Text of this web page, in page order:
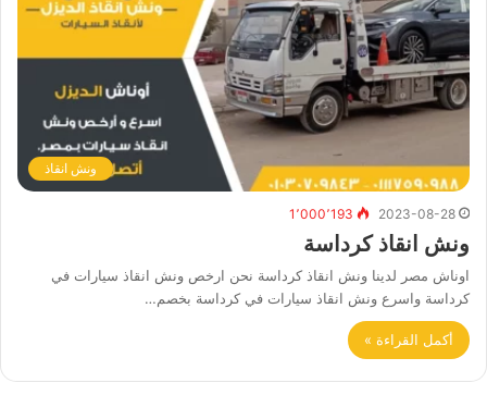
ونش انقاذ
2023-08-28 1٬000٬193
ونش انقاذ كرداسة
اوناش مصر لدينا ونش انقاذ كرداسة نحن ارخص ونش انقاذ سيارات في
كرداسة واسرع ونش انقاذ سيارات في كرداسة بخصم…
أكمل القراءة »